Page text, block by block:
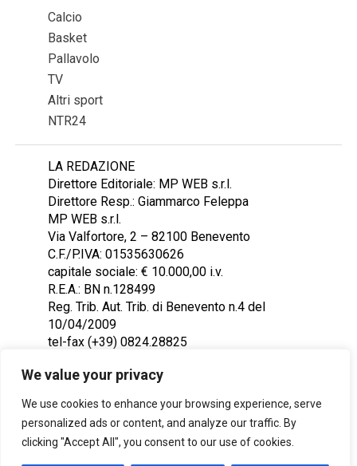
We value your privacy
We use cookies to enhance your browsing experience, serve
personalized ads or content, and analyze our traffic. By
clicking "Accept All", you consent to our use of cookies.
Calcio
Basket
Pallavolo
TV
Altri sport
NTR24
LA REDAZIONE
Direttore Editoriale: MP WEB s.r.l.
Direttore Resp.: Giammarco Feleppa
MP WEB s.r.l.
Via Valfortore, 2 – 82100 Benevento
C.F./P.IVA: 01535630626
capitale sociale: € 10.000,00 i.v.
R.E.A.: BN n.128499
Reg. Trib. Aut. Trib. di Benevento n.4 del
10/04/2009
tel-fax (+39) 0824.28825